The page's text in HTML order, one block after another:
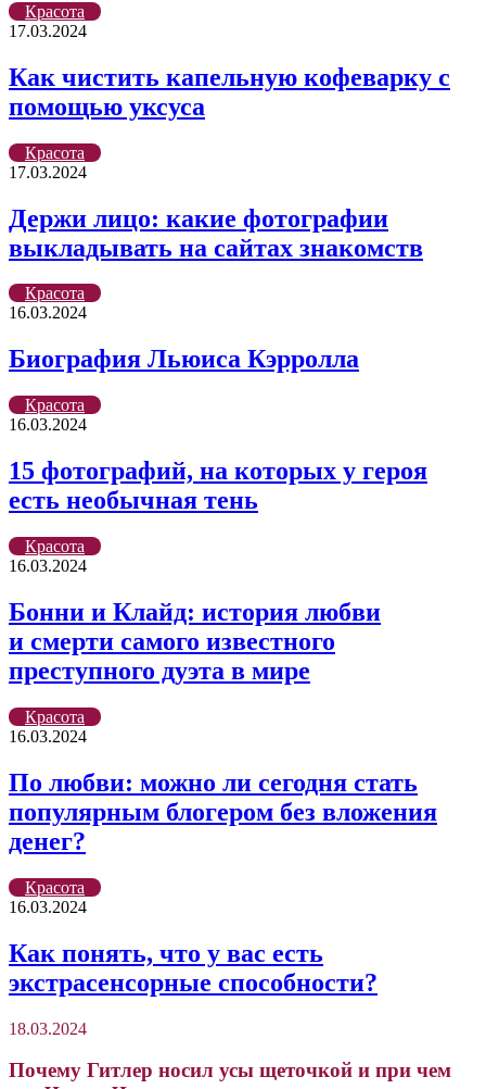
Красота
17.03.2024
Как чистить капельную кофеварку с
помощью уксуса
Красота
17.03.2024
Держи лицо: какие фотографии
выкладывать на сайтах знакомств
Красота
16.03.2024
Биография Льюиса Кэрролла
Красота
16.03.2024
15 фотографий, на которых у героя
есть необычная тень
Красота
16.03.2024
Бонни и Клайд: история любви
и смерти самого известного
преступного дуэта в мире
Красота
16.03.2024
По любви: можно ли сегодня стать
популярным блогером без вложения
денег?
Красота
16.03.2024
Как понять, что у вас есть
экстрасенсорные способности?
18.03.2024
Почему Гитлер носил усы щеточкой и при чем